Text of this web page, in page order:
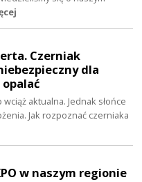
Czerniak
dla
aktualna. Jednak słońce
Jak rozpoznać czerniaka
w naszym regionie